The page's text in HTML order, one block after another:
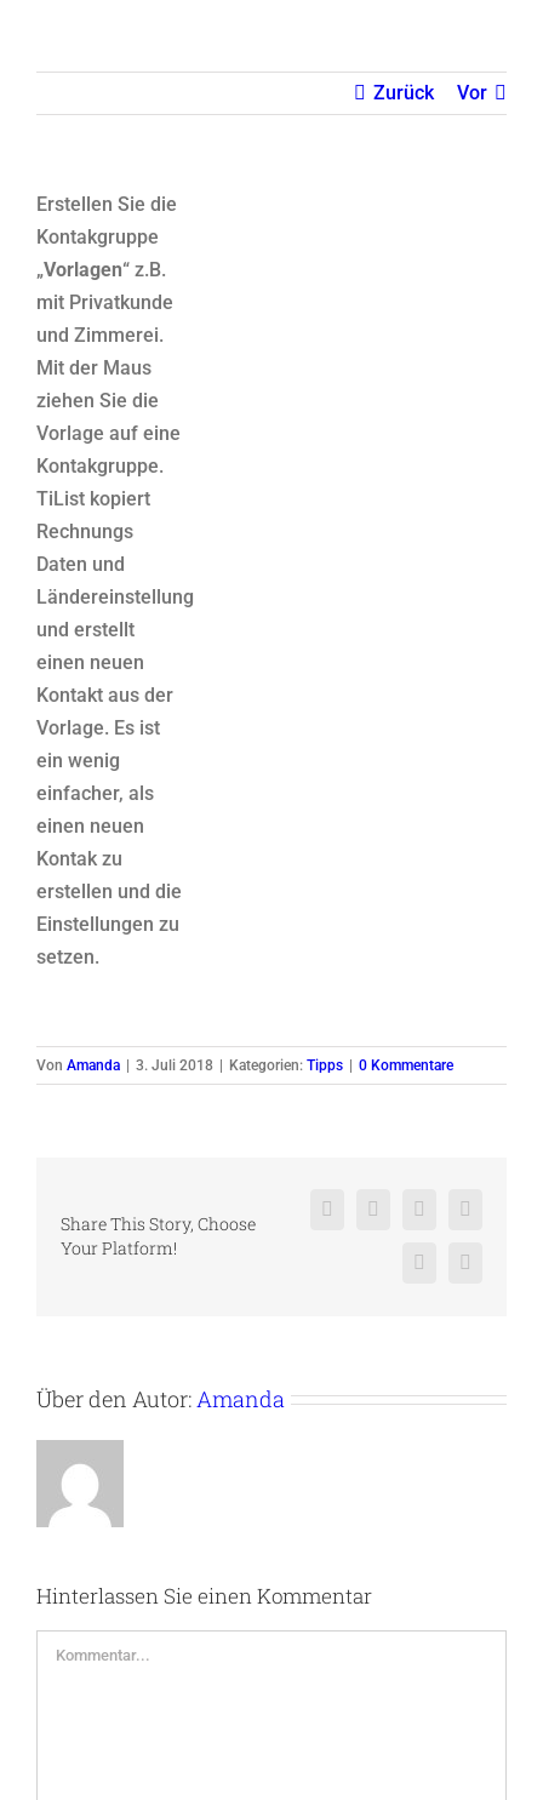
Zurück Vor
Erstellen Sie die
Kontakgruppe
„Vorlagen“ z.B.
mit Privatkunde
und Zimmerei.
Mit der Maus
ziehen Sie die
Vorlage auf eine
Kontakgruppe.
TiList kopiert
Rechnungs
Daten und
Ländereinstellung
und erstellt
einen neuen
Kontakt aus der
Vorlage. Es ist
ein wenig
einfacher, als
einen neuen
Kontak zu
erstellen und die
Einstellungen zu
setzen.
Von Amanda 3. Juli 2018 Kategorien: Tipps 0 Kommentare
Share This Story, Choose
Your Platform!
Facebook
X RedditLinkedIn
PinterestVk
Über den Autor: Amanda
Hinterlassen Sie einen Kommentar
Kommentar